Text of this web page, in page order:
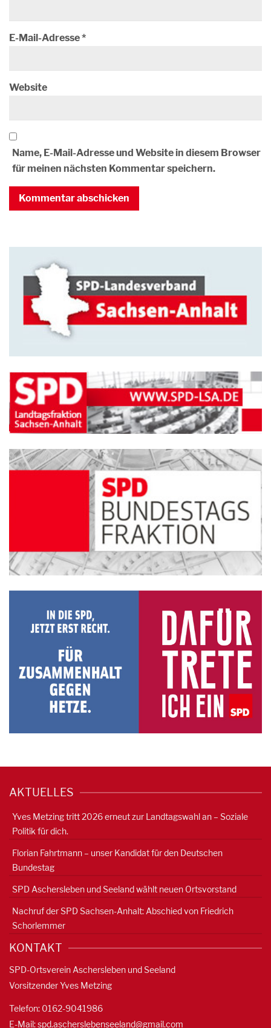
E-Mail-Adresse*
Website
Name, E-Mail-Adresse und Website in diesem Browser
für meinen nächsten Kommentar speichern.
AKTUELLES
Yves Metzing tritt 2026 erneut zur Landtagswahl an – Soziale
Politik für dich.
Florian Fahrtmann – unser Kandidat für den Deutschen
Bundestag
SPD Aschersleben und Seeland wählt neuen Ortsvorstand
Nachruf der SPD Sachsen-Anhalt: Abschied von Friedrich
Schorlemmer
KONTAKT
SPD-Ortsverein Aschersleben und Seeland
Vorsitzender Yves Metzing
Telefon: 0162-9041986
E-Mail:spd.ascherslebenseeland@gmail.com